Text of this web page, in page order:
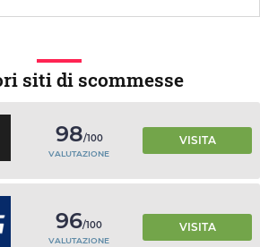
siti di scommesse
98/100
VALUTAZIONE
VISITA
96/100
VALUTAZIONE
VISITA